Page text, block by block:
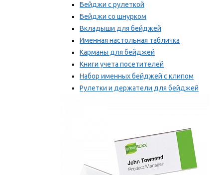
Бейджи с рулеткой
Бейджи со шнурком
Вкладыши для бейджей
Именная настольная табличка
Карманы для бейджей
Книги учета посетителей
Набор именных бейджей с клипом
Рулетки и держатели для бейджей